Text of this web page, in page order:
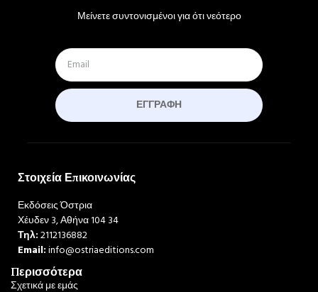
Μείνετε συντονισμένοι για ότι νεότερο
ΕΓΓΡΑΦΉ
Στοιχεία Επικοινωνίας
Εκδόσεις Όστρια
Χέυδεν 3, Αθήνα 104 34
Τηλ:2112136882
Email:info@ostriaeditions.com
Περισσότερα
Σχετικά με εμάς